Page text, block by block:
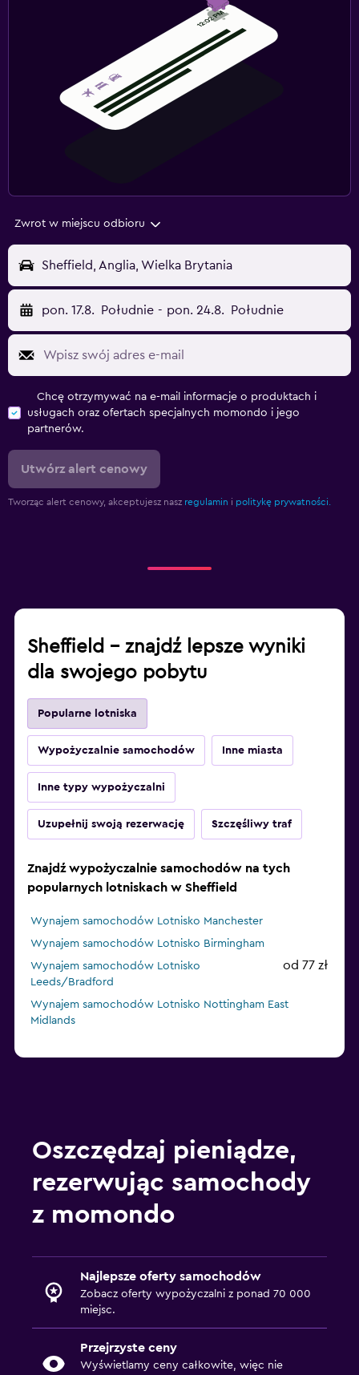
Zwrot w miejscu odbioru
Sheffield, Anglia, Wielka Brytania
pon. 17.8. Południe - pon. 24.8. Południe
Chcę otrzymywać na e-mail informacje o produktach i
usługach oraz ofertach specjalnych momondo i jego
partnerów.
Utwórz alert cenowy
Tworząc alert cenowy, akceptujesz nasz regulamin i politykę prywatności.
Sheffield – znajdź lepsze wyniki
dla swojego pobytu
Popularne lotniska
Wypożyczalnie samochodów Inne miasta
Inne typy wypożyczalni
Uzupełnij swoją rezerwację Szczęśliwy traf
Znajdź wypożyczalnie samochodów na tych
popularnych lotniskach w Sheffield
Wynajem samochodów Lotnisko Manchester
Wynajem samochodów Lotnisko Birmingham
Wynajem samochodów Lotnisko
Leeds/Bradford
od 77 zł
Wynajem samochodów Lotnisko Nottingham East
Midlands
Oszczędzaj pieniądze,
rezerwując samochody
z momondo
Najlepsze oferty samochodów
Zobacz oferty wypożyczalni z ponad 70 000
miejsc.
Przejrzyste ceny
Wyświetlamy ceny całkowite, więc nie